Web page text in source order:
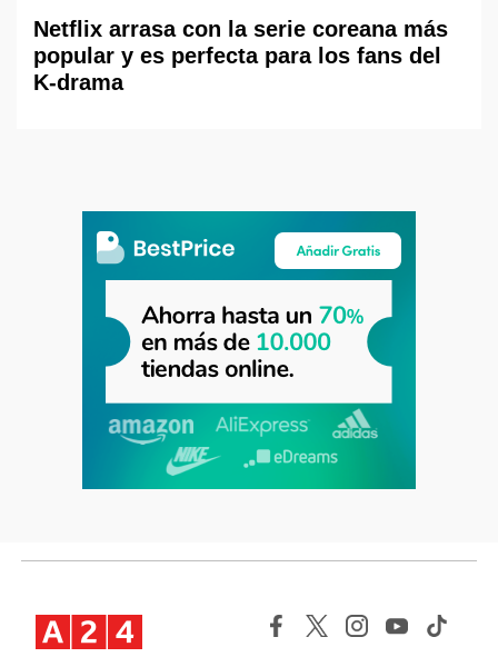
Netflix arrasa con la serie coreana más
popular y es perfecta para los fans del
K-drama